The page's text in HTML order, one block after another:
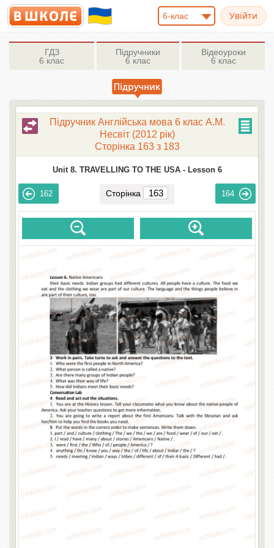
6-клас
ГДЗ
6 клас
Підручники
6 клас
Відеоуроки
6 клас
Підручник Англійська мова 6 клас А.М.
Несвіт (2012 рік)
Сторінка 163 з 183
Unit 8. TRAVELLING TO THE USA - Lesson 6
162 Сторінка 164